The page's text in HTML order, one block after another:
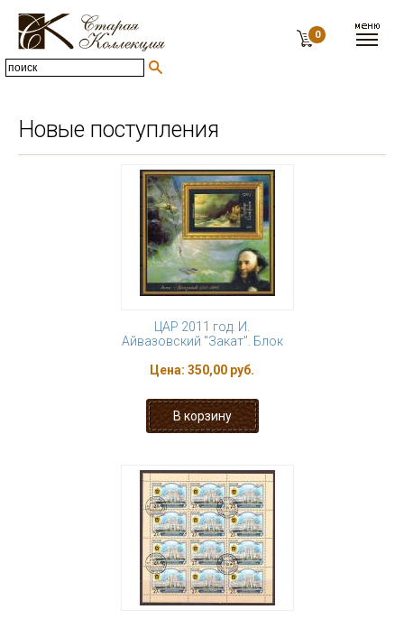
0
Новые поступления
ЦАР 2011 год. И.
Айвазовский "Закат". Блок
Цена: 350,00 руб.